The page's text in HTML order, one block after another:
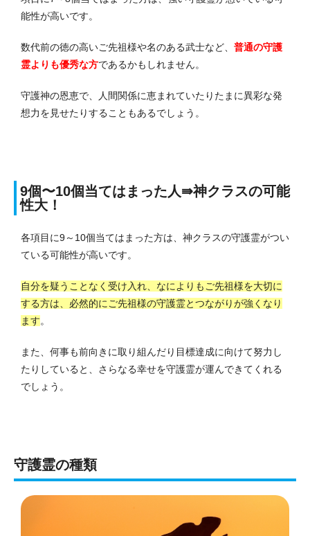
能性が高いです。
数代前の徳の高いご先祖様や名のある武士など、 普通の守護
霊よりも優秀な方であるかもしれません。
守護神の恩恵で、人間関係に恵まれていたりたまに異彩な発
想力を見せたりすることもあるでしょう。
9個〜10個当てはまった人⇛神クラスの可能
性大！
各項目に9～10個当てはまった方は、神クラスの守護霊がつい
ている可能性が高いです。
自分を疑うことなく受け入れ、なによりもご先祖様を大切に
する方は、必然的にご先祖様の守護霊とつながりが強くなり
ます。
また、何事も前向きに取り組んだり目標達成に向けて努力し
たりしていると、さらなる幸せを守護霊が運んできてくれる
でしょう。
守護霊の種類